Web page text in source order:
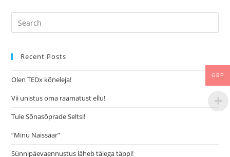
Recent Posts
Olen TEDx kõneleja!
Vii unistus oma raamatust ellu!
Tule Sõnasõprade Seltsi!
“Minu Naissaar”
Sünnipäevaennustus läheb täiega täppi!
GBP